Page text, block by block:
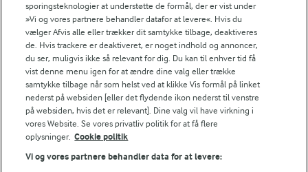
45 MIN
Biksemad i ovn
(38)
sporingsteknologier at understøtte de formål, der er vist under
»Vi og vores partnere behandler datafor at levere«. Hvis du
vælger Afvis alle eller trækker dit samtykke tilbage, deaktiveres
de. Hvis trackere er deaktiveret, er noget indhold og annoncer,
du ser, muligvis ikke så relevant for dig. Du kan til enhver tid få
vist denne menu igen for at ændre dine valg eller trække
samtykke tilbage når som helst ved at klikke Vis formål på linket
nederst på websiden [eller det flydende ikon nederst til venstre
på websiden, hvis det er relevant]. Dine valg vil have virkning i
vores Website. Se vores privatliv politik for at få flere
oplysninger. Cookie politik
Vi og vores partnere behandler data for at levere: